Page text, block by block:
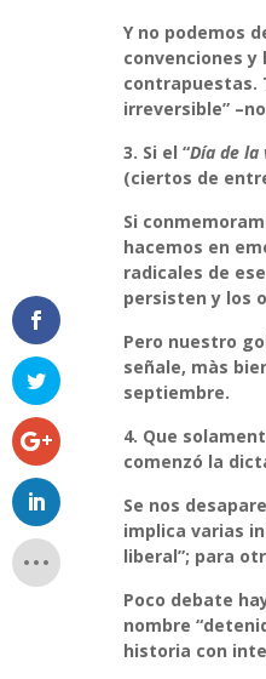
Y no podemos
convenciones
contrapuestas.
irreversible”
3. Si el “Día de
(ciertos de
Si
hacemos en
radicales de
persisten y los
Pero nuestro
señale, màs
septiembre.
4. Que
comenzó la
Se nos
implica varias
liberal”; para
Poco debate
nombre “
historia con